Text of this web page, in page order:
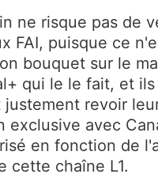
ne risque pas de
FAI, puisque ce
bouquet sur le
qui le le fait, et
justement revoir
exclusive avec
en fonction de
cette chaîne L1.